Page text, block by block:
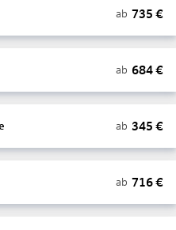
ab 735 €
ab 684€
ab 345 €
ab 716€